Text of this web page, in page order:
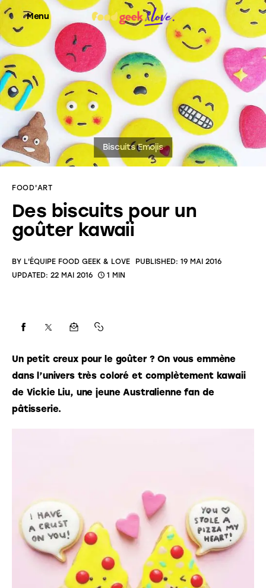
Menu
Food’News
Food’Com
Food’Art
Food’Life
FOOD'ART
Des biscuits pour un
goûter kawaii
BY L'ÉQUIPE FOOD GEEK & LOVE PUBLISHED: 19 MAI 2016
UPDATED: 22 MAI 2016 1 MIN
Un petit creux pour le goûter ? On vous emmène
dans l’univers très coloré et complètement kawaii
de Vickie Liu, une jeune Australienne fan de
pâtisserie.